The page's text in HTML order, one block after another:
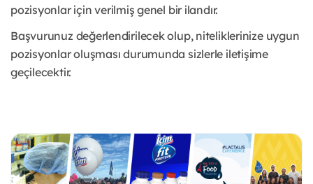
pozisyonlar için verilmiş genel bir ilandır.
Başvurunuz değerlendirilecek olup, niteliklerinize uygun
pozisyonlar oluşması durumunda sizlerle iletişime
geçilecektir.